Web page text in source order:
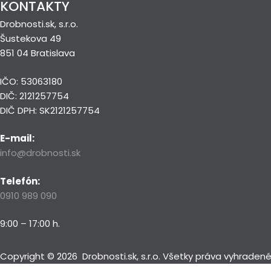
KONTAKTY
Drobnosti.sk, s.r.o.
Šustekova 49
851 04 Bratislava
IČO: 53063180
DIČ: 2121257754
DIČ DPH: SK2121257754
E-mail:
info@drobnosti.sk
Telefón:
0910 989 090
9:00 – 17:00 h.
Copyright © 2026 Drobnosti.sk, s.r.o. Všetky práva